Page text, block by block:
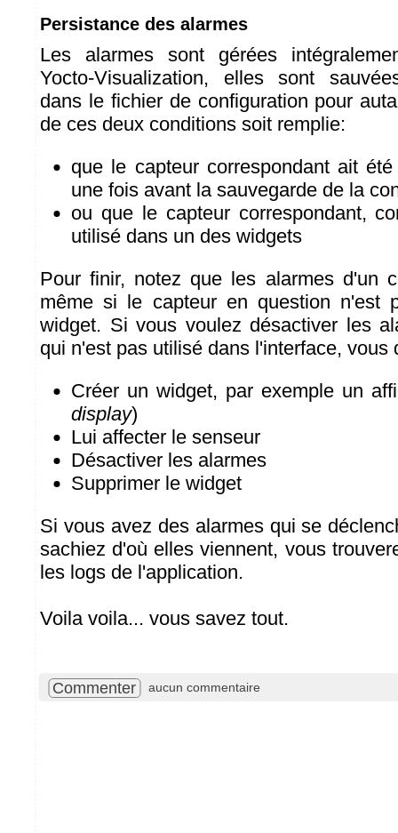
Persistance des alarmes
Les alarmes sont gérées
Yocto-Visualization, elles sont
dans le fichier de configuration pour
de ces deux conditions soit remplie:
que le capteur correspondant ait
une fois avant la sauvegarde de la
ou que le capteur correspondant,
utilisé dans un des widgets
Pour finir, notez que les alarmes d'un
même si le capteur en question n'est
widget. Si vous voulez désactiver les
qui n'est pas utilisé dans l'interface, vous
Créer un widget, par exemple un
display)
Lui affecter le senseur
Désactiver les alarmes
Supprimer le widget
Si vous avez des alarmes qui se
sachiez d'où elles viennent, vous
les logs de l'application.
Voila voila... vous savez tout.
Commenter aucun commentaire